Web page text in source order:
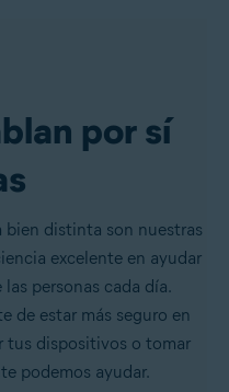
por sí
bien distinta son nuestras
excelente en ayudar
personas cada día.
de estar más seguro en
tus dispositivos o tomar
podemos ayudar.